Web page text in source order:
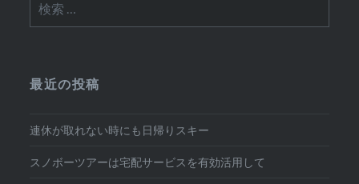
ョ
ン
索:
最近の投稿
連休が取れない時にも日帰りスキー
スノボーツアーは宅配サービスを有効活用して